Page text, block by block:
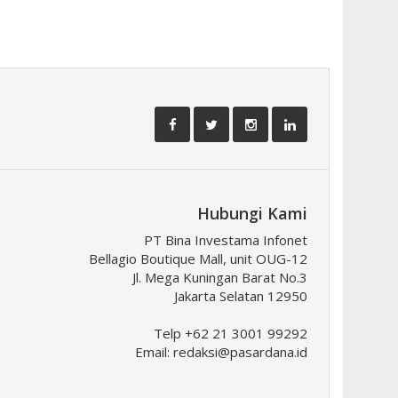
Hubungi Kami
PT Bina Investama Infonet
Bellagio Boutique Mall, unit OUG-12
Jl. Mega Kuningan Barat No.3
Jakarta Selatan 12950
Telp +62 21 3001 99292
Email: redaksi@pasardana.id